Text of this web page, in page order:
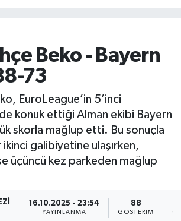
Beko - Bayern
73
EuroLeague’in 5’inci
konuk ettiği Alman ekibi Bayern
skorla mağlup etti. Bu sonuçla
galibiyetine ulaşırken,
üçüncü kez parkeden mağlup
16.10.2025 - 23:54
YAYINLANMA
88
GÖSTERIM